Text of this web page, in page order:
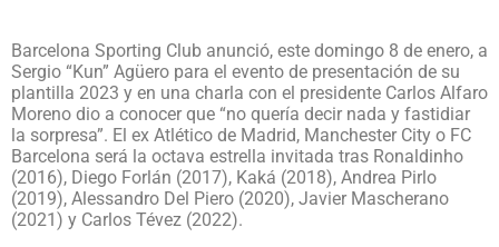
Barcelona Sporting Club anunció, este domingo 8 de enero, a
Sergio “Kun” Agüero para el evento de presentación de su
plantilla 2023 y en una charla con el presidente Carlos Alfaro
Moreno dio a conocer que “no quería decir nada y fastidiar
la sorpresa”. El ex Atlético de Madrid, Manchester City o FC
Barcelona será la octava estrella invitada tras Ronaldinho
(2016), Diego Forlán (2017), Kaká (2018), Andrea Pirlo
(2019), Alessandro Del Piero (2020), Javier Mascherano
(2021) y Carlos Tévez (2022).